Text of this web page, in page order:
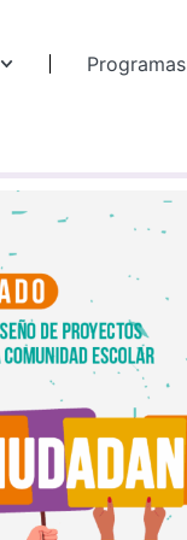
Programas